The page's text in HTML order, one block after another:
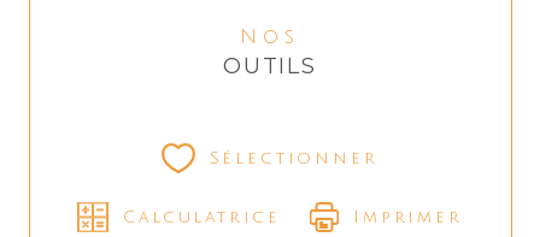
Nos
OUTILS
Sélectionner
Calculatrice Imprimer